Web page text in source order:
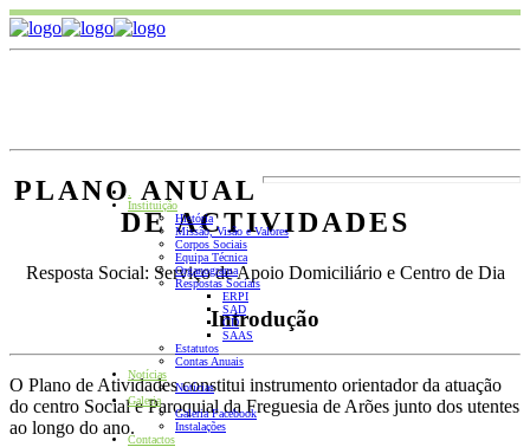
Instituição
História
Missão, Visão e Valores
Corpos Sociais
Equipa Técnica
Organograma
Respostas Sociais
ERPI
SAD
CD
SAAS
Estatutos
Contas Anuais
Notícias
Notícias
Galeria
Galeria Facebook
Instalações
Contactos
PLANO ANUAL
DE ACTIVIDADES
Resposta Social: Serviço de Apoio Domiciliário e Centro de Dia
Introdução
O Plano de Atividades constitui instrumento orientador da atuação
do centro Social e Paroquial da Freguesia de Arões junto dos utentes
ao longo do ano.